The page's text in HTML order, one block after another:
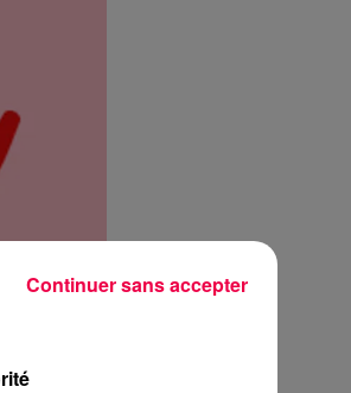
Continuer sans accepter